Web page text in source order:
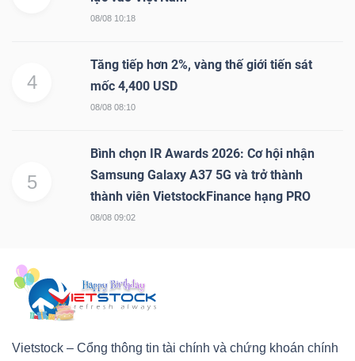
08/08 10:18
4
Tăng tiếp hơn 2%, vàng thế giới tiến sát
mốc 4,400 USD
08/08 08:10
5
Bình chọn IR Awards 2026: Cơ hội nhận
Samsung Galaxy A37 5G và trở thành
thành viên VietstockFinance hạng PRO
08/08 09:02
Vietstock – Cổng thông tin tài chính và chứng khoán chính